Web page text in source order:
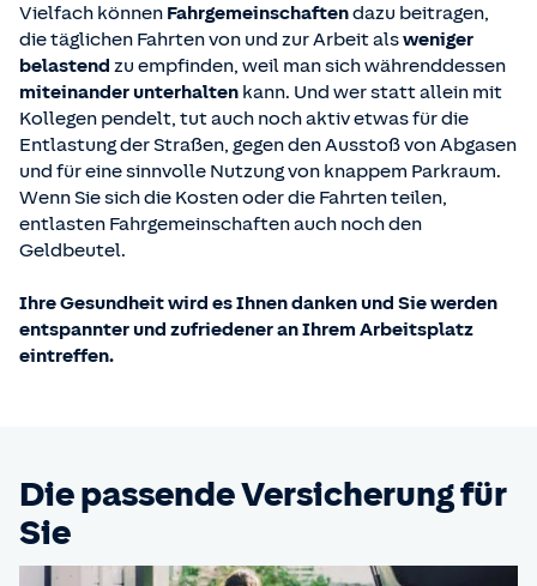
Vielfach können Fahrgemeinschaftendazu beitragen,
die täglichen Fahrten von und zur Arbeit alsweniger
belastend zu empfinden, weil man sich währenddessen
miteinander unterhalten kann. Und wer statt allein mit
Kollegen pendelt, tut auch noch aktiv etwas für die
Entlastung der Straßen, gegen den Ausstoß von Abgasen
und für eine sinnvolle Nutzung von knappem Parkraum.
Wenn Sie sich die Kosten oder die Fahrten teilen,
entlasten Fahrgemeinschaften auch noch den
Geldbeutel.
Ihre Gesundheit wird es Ihnen danken und Sie werden
entspannter und zufriedener an Ihrem Arbeitsplatz
eintreffen.
Die passende Versicherung für
Sie